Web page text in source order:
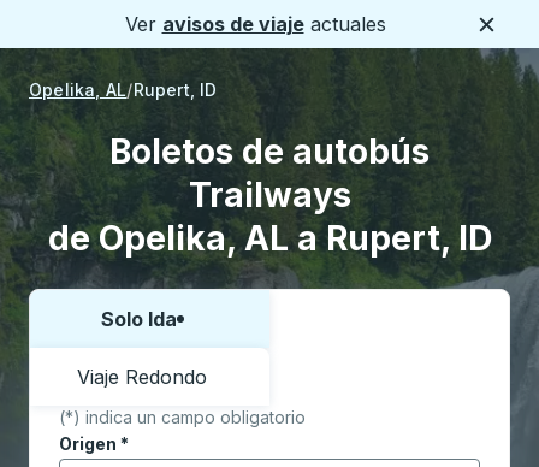
Ver avisos de viajeactuales
Opelika, AL Rupert, ID
Boletos de autobús
Trailways
de Opelika, AL a Rupert, ID
Elija una forma o viaje de ida y vuelta:
Solo Ida
Viaje Redondo
(*) indica un campo obligatorio
Origen *